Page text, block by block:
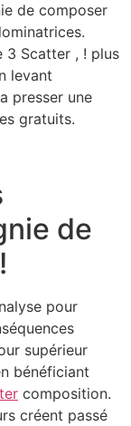
de composer
3 Scatter , ! plus
levant
presser une
gratuits.
de
pour
supérieur
bénéficiant
composition.
créent passé